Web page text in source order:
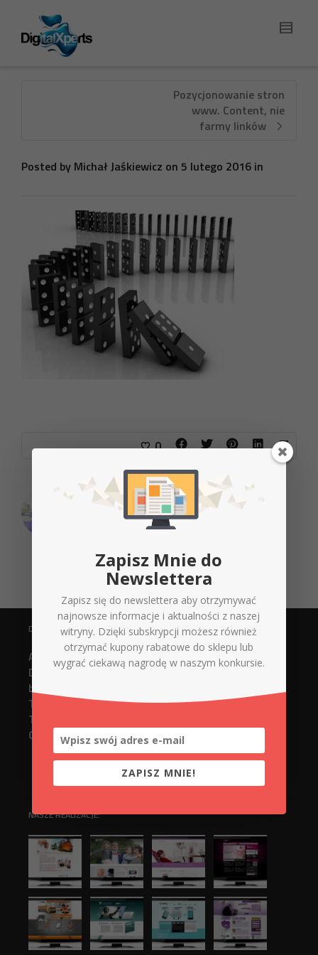
Pozycjonowanie stron
www. Content, nie
farmy linków
Posted by Michał Jaśkiewicz on 5 lutego 2016 in
0
OMichał Jaśkiewicz
DANE KONTAKTOWE
Agencja Reklamowa
Digital Xperts
biuro@d-x.pl
Tel. 737748919 (strony www)
Tel. 737748918 (serwis + sklep)
Górnicza 12/14 lokal 005
NASZE REALIZACJE:
Zapisz Mnie do
Newslettera
Zapisz się do newslettera aby otrzymywać
najnowsze informacje i aktualności z naszej
witryny. Dzięki subskrypcji możesz również
otrzymać kupony rabatowe do sklepu lub
wygrać ciekawą nagrodę w naszym konkursie.
ZAPISZ MNIE!